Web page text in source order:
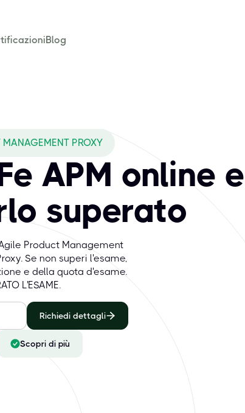
Blog
PROXY
APM online e
superato
Product Management
Se non superi l'esame,
e della quota d'esame.
L'ESAME.
Richiedi dettagli
Scopri di più